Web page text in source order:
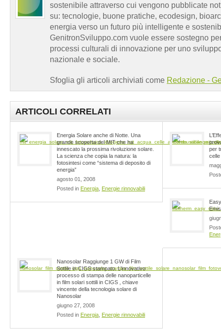
sostenibile attraverso cui vengono pubblicate
su: tecnologie, buone pratiche, ecodesign,
energia verso un futuro più intelligente e
GenitronSviluppo.com vuole essere sostegno
processi culturali di innovazione per uno
nazionale e sociale.
Sfoglia gli articoli archiviati come Redazione -
ARTICOLI CORRELATI
Energia Solare anche di Notte. Una
grande scoperta del MIT che ha
innescato la prossima rivoluzione solare.
La scienza che copia la natura: la
fotosintesi come “sistema di deposito di
energia”
agosto 01, 2008
Posted in Energia Energie rinnovabili
per
Nanosolar Raggiunge 1 GW di Film
Sottile in CIGS stampato. L’innovativo
processo di stampa delle nanoparticelle
in film solari sottili in CIGS , chiave
vincente della tecnologia solare di
Nanosolar
giugno 27, 2008
Posted in Energia Energie rinnovabili